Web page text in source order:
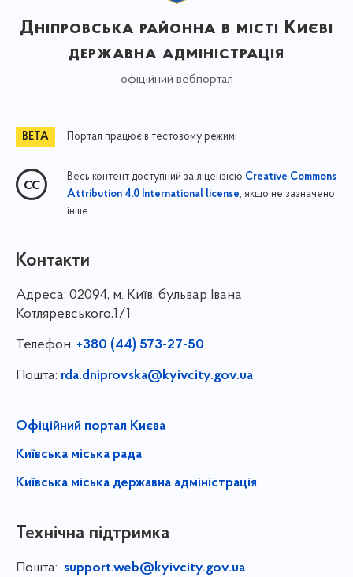
Дніпровська районна в місті Києві
державна адміністрація
офіційний вебпортал
Портал працює в тестовому режимі
Весь контент доступний за ліцензією Creative Commons
Attribution 4.0 International license, якщо не зазначено
інше
Контакти
Адреса: 02094, м. Київ, бульвар Івана
Котляревського,1/1
Телефон: +380 (44) 573-27-50
Пошта: rda.dniprovska@kyivcity.gov.ua
Офіційний портал Києва
Київська міська рада
Київська міська державна адміністрація
Технічна підтримка
Пошта: support.web@kyivcity.gov.ua